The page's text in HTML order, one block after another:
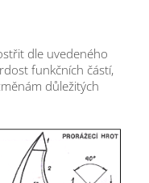
dle uvedeného
funkčních částí,
důležitých